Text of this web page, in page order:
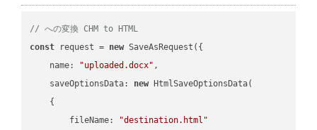
// への変換 CHM to HTML
const request = new SaveAsRequest({
name: "uploaded.docx" ,
saveOptionsData: new HtmlSaveOptionsData(
    {
fileName:
"destination.html"